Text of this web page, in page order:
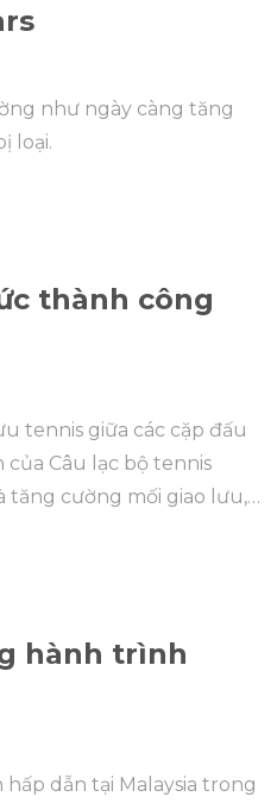
như ngày càng tăng
loại.
thành công
tennis giữa các cặp đấu
của Câu lạc bộ tennis
tăng cường mối giao lưu,
hành trình
dẫn tại Malaysia trong